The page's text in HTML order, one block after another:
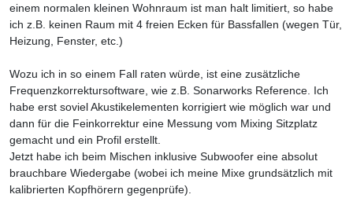
einem normalen kleinen Wohnraum ist man halt limitiert, so habe
ich z.B. keinen Raum mit 4 freien Ecken für Bassfallen (wegen Tür,
Heizung, Fenster, etc.)
Wozu ich in so einem Fall raten würde, ist eine zusätzliche
Frequenzkorrektursoftware, wie z.B. Sonarworks Reference. Ich
habe erst soviel Akustikelementen korrigiert wie möglich war und
dann für die Feinkorrektur eine Messung vom Mixing Sitzplatz
gemacht und ein Profil erstellt.
Jetzt habe ich beim Mischen inklusive Subwoofer eine absolut
brauchbare Wiedergabe (wobei ich meine Mixe grundsätzlich mit
kalibrierten Kopfhörern gegenprüfe).